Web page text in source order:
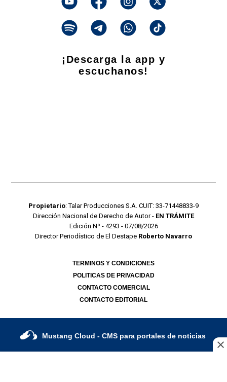
¡Descarga la app y
escuchanos!
Propietario: Talar Producciones S.A. CUIT: 33-71448833-9
Dirección Nacional de Derecho de Autor - EN TRÁMITE
Edición Nº - 4293 - 07/08/2026
Director Periodístico de El Destape Roberto Navarro
TERMINOS Y CONDICIONES
POLITICAS DE PRIVACIDAD
CONTACTO COMERCIAL
CONTACTO EDITORIAL
Mustang Cloud - CMS para portales de noticias